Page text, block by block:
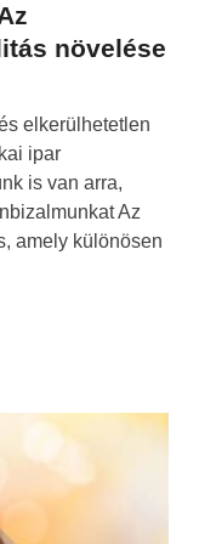
növelése
elkerülhetetlen
ipar
is van arra,
Az
amely különösen